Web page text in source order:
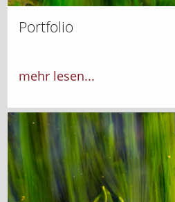
Portfolio
mehr lesen...